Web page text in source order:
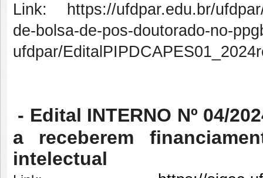
Link: https://ufdpar.edu.br/
de-bolsa-de-pos-doutorado-no-
ufdpar/
- Edital INTERNO Nº 04/
a receberem
intelectual